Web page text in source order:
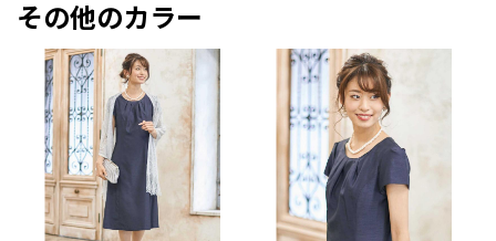
その他のカラー